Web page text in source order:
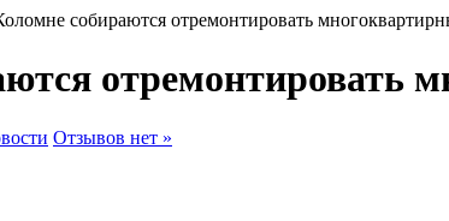
собираются отремонтировать
отремонтировать
Отзывов нет »